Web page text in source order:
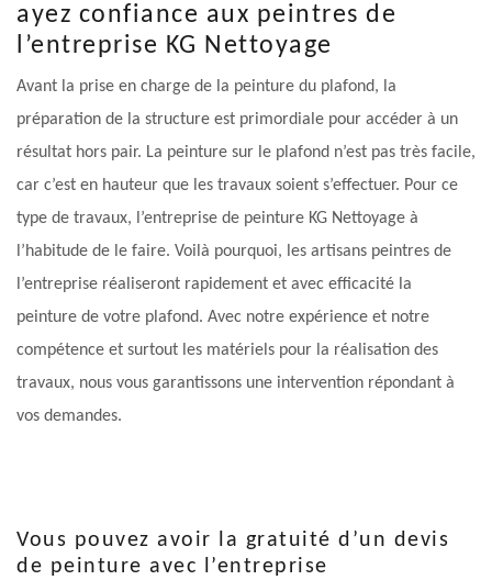
ayez confiance aux peintres de
l’entreprise KG Nettoyage
Avant la prise en charge de la peinture du plafond, la
préparation de la structure est primordiale pour accéder à un
résultat hors pair. La peinture sur le plafond n’est pas très facile,
car c’est en hauteur que les travaux soient s’effectuer. Pour ce
type de travaux, l’entreprise de peinture KG Nettoyage à
l’habitude de le faire. Voilà pourquoi, les artisans peintres de
l’entreprise réaliseront rapidement et avec efficacité la
peinture de votre plafond. Avec notre expérience et notre
compétence et surtout les matériels pour la réalisation des
travaux, nous vous garantissons une intervention répondant à
vos demandes.
Vous pouvez avoir la gratuité d’un devis
de peinture avec l’entreprise